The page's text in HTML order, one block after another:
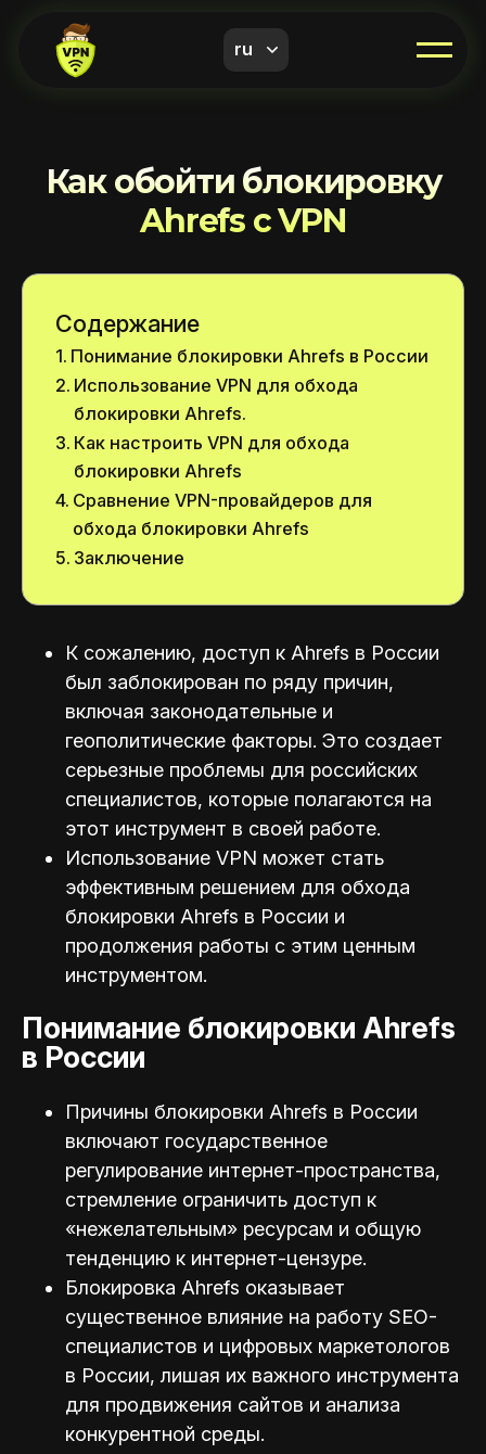
ru
Как обойти блокировку
Ahrefs с VPN
Содержание
Понимание блокировки Ahrefs в России
Использование VPN для обхода
блокировки Ahrefs.
Как настроить VPN для обхода
блокировки Ahrefs
Сравнение VPN-провайдеров для
обхода блокировки Ahrefs
Заключение
К сожалению, доступ к Ahrefs в России
был заблокирован по ряду причин,
включая законодательные и
геополитические факторы. Это создает
серьезные проблемы для российских
специалистов, которые полагаются на
этот инструмент в своей работе.
Использование VPN может стать
эффективным решением для обхода
блокировки Ahrefs в России и
продолжения работы с этим ценным
инструментом.
Понимание блокировки Ahrefs
в России
Причины блокировки Ahrefs в России
включают государственное
регулирование интернет-пространства,
стремление ограничить доступ к
«нежелательным» ресурсам и общую
тенденцию к интернет-цензуре.
Блокировка Ahrefs оказывает
существенное влияние на работу SEO-
специалистов и цифровых маркетологов
в России, лишая их важного инструмента
для продвижения сайтов и анализа
конкурентной среды.